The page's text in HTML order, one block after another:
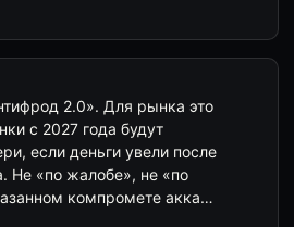
2.0». Для рынка это
с 2027 года будут
если деньги увели после
Не «по жалобе», не «по
компромете акка…